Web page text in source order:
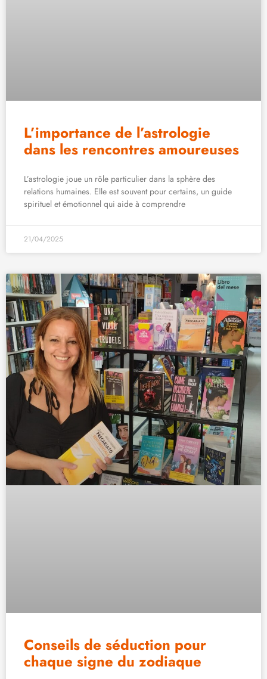
L’importance de l’astrologie
dans les rencontres amoureuses
L’astrologie joue un rôle particulier dans la sphère des
relations humaines. Elle est souvent pour certains, un guide
spirituel et émotionnel qui aide à comprendre
21/04/2025
Conseils de séduction pour
chaque signe du zodiaque